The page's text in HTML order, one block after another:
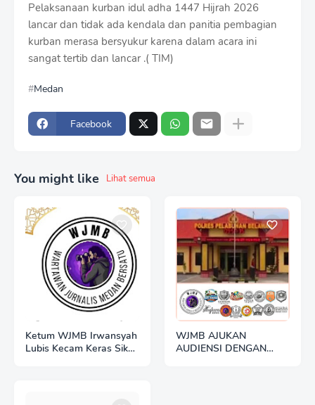
Pelaksanaan kurban idul adha 1447 Hijrah 2026
lancar dan tidak ada kendala dan panitia pembagian
kurban merasa bersyukur karena dalam acara ini
sangat tertib dan lancar .( TIM)
Medan
Facebook
You might like Lihat semua
Ketum WJMB Irwansyah
Lubis Kecam Keras Sikap
WJMB AJUKAN
AUDIENSI DENGAN